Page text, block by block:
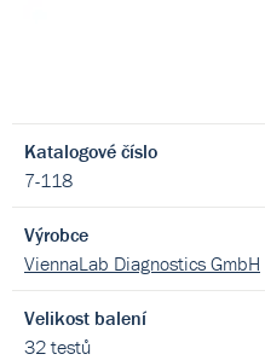
Katalogové číslo
7-118
Výrobce
ViennaLab Diagnostics GmbH
Velikost balení
32 testů